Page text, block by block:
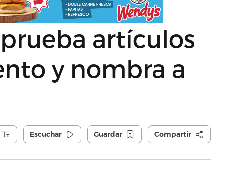
artículos
y nombra a
Escuchar Guardar Compartir